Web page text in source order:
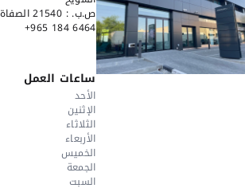
ص.ب. : 21540 الصفاة - 13076 الكويت
+965 184 6464
ساعات العمل
الأحد
الإثنين
الثلاثاء
الأربعاء
الخميس
الجمعة
السبت